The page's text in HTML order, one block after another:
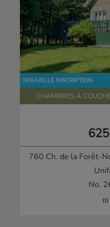
CHAMBRES À
760 Ch. de la Forêt-
No.